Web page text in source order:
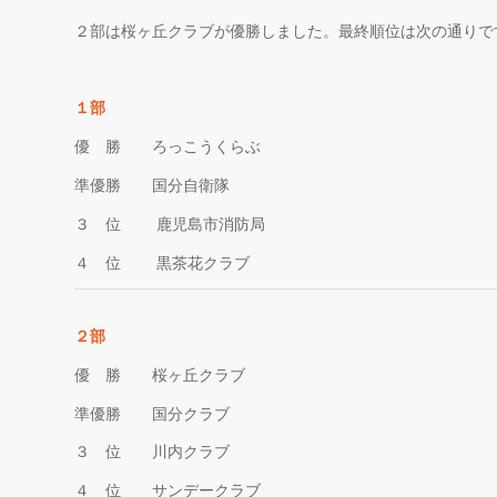
２部は桜ヶ丘クラブが優勝しました。最終順位は次の通り
１部
優 勝 ろっこうくらぶ
準優勝 国分自衛隊
３ 位 鹿児島市消防局
４ 位 黒茶花クラブ
２部
優 勝 桜ヶ丘クラブ
準優勝 国分クラブ
３ 位 川内クラブ
４ 位 サンデークラブ